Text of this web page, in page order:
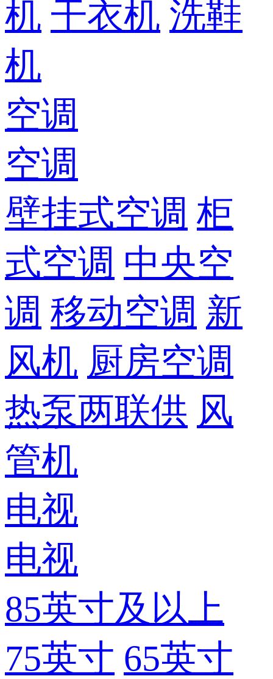
机 干衣机 洗鞋
机
空调
空调
壁挂式空调 柜
式空调 中央空
调 移动空调 新
风机 厨房空调
热泵两联供 风
管机
电视
电视
85英寸及以上
75英寸 65英寸